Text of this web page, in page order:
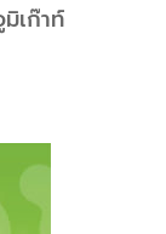
เก๊าท์